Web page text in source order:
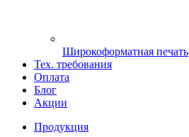
Широкоформатная печать
Тех. требования
Оплата
Блог
Акции
Продукция